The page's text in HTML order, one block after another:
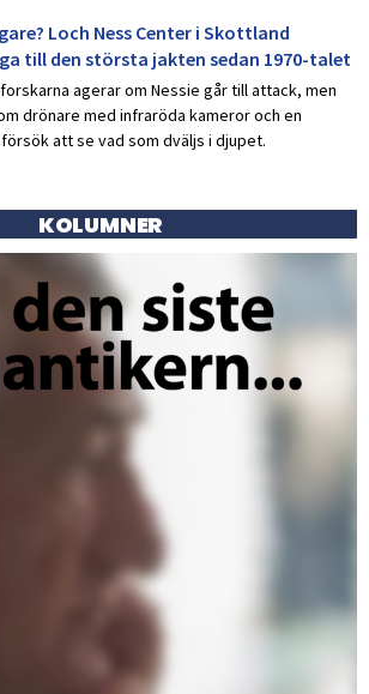
Loch Ness Center i Skottland
till den största jakten sedan 1970-talet
agerar om Nessie går till attack, men
drönare med infraröda kameror och en
att se vad som dväljs i djupet.
KOLUMNER